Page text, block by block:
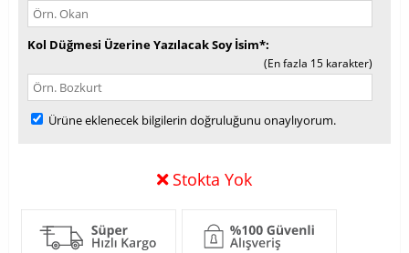
Kol Düğmesi Üzerine Yazılacak Soy İsim*
(En fazla 15 karakter)
Ürüne eklenecek bilgilerin doğruluğunu onaylıyorum.
Stokta Yok